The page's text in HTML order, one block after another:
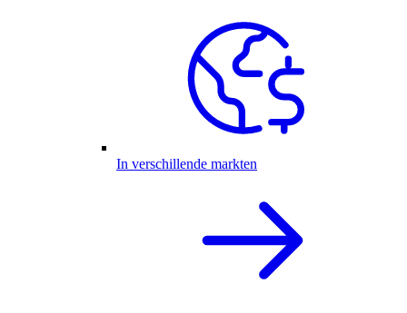
In verschillende markten